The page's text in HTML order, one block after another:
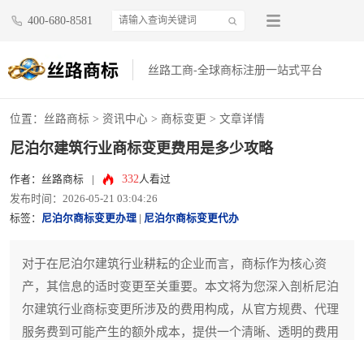
400-680-8581
丝路工商-全球商标注册一站式平台
位置： 丝路商标 > 资讯中心 > 商标变更 > 文章详情
尼泊尔建筑行业商标变更费用是多少攻略
作者：丝路商标 332人看过
发布时间：2026-05-21 03:04:26
标签： 尼泊尔商标变更办理 尼泊尔商标变更代办
对于在尼泊尔建筑行业耕耘的企业而言，商标作为核心资
产，其信息的适时变更至关重要。本文将为您深入剖析尼泊
尔建筑行业商标变更所涉及的费用构成，从官方规费、代理
服务费到可能产生的额外成本，提供一个清晰、透明的费用